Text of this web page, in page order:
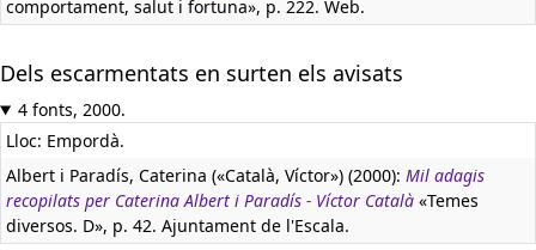
comportament, salut i fortuna», p. 222. Web.
Dels escarmentats en surten els avisats
4 fonts, 2000.
Lloc: Empordà.
Albert i Paradís, Caterina («Català, Víctor») (2000): Mil adagis
recopilats per Caterina Albert i Paradís - Víctor Català «Temes
diversos. D», p. 42. Ajuntament de l'Escala.